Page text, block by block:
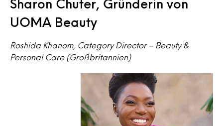
Sharon Chuter, Gründerin von
UOMA Beauty
Roshida Khanom, Category Director – Beauty &
Personal Care (Großbritannien)